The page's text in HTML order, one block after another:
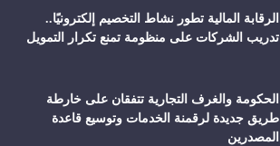
الرقابة المالية تطور نشاط التخصيم إلكترونيًا..
تدريب الشركات على منظومة تمنع تكرار التمويل
الحكومة والغرف التجارية تتفقان على خارطة
طريق جديدة لرقمنة الخدمات وتوسيع قاعدة
المصدرين